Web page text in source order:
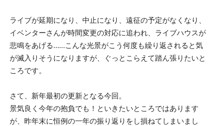
ライブが延期になり、中止になり、遠征の予定がなくなり、
イベンターさんが時間変更の対応に追われ、ライブハウスが
悲鳴をあげる……こんな光景がこう何度も繰り返されると気
が滅入りそうになりますが、ぐっとこらえて踏ん張りたいと
ころです。
さて、新年最初の更新となる今回。
景気良く今年の抱負でも！といきたいところではあります
が、昨年末に恒例の一年の振り返りをし損ねてしまいまし